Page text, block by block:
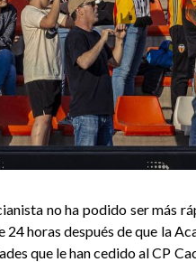
no ha podido ser más
24 horas después de que la
que le han cedido al CP